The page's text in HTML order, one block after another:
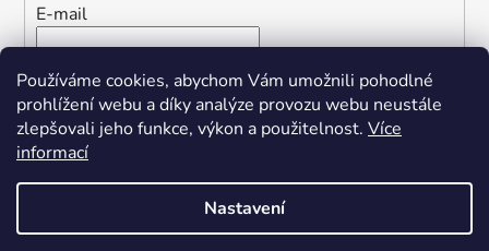
Používáme cookies, abychom Vám umožnili pohodlné
prohlížení webu a díky analýze provozu webu neustále
zlepšovali jeho funkce, výkon a použitelnost. Více
informací
Nastavení
E-mail
Vložením e-mailu souhlasíte s
podmínkami ochrany
osobních údajů
PŘIHLÁSIT SE